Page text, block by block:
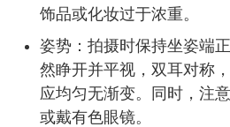
饰品或化妆过于浓重。
姿势：拍摄时保持坐姿端
然睁开并平视，双耳对称
应均匀无渐变。同时，注
或戴有色眼镜。